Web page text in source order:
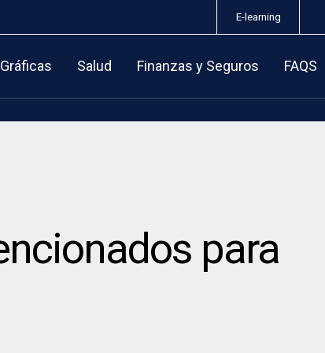
E-learning
Salud Finanzas y Seguros FAQS
para